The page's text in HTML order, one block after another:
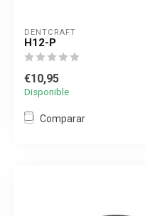
DENTCRAFT
H12-P
€10,95
Disponible
Comparar